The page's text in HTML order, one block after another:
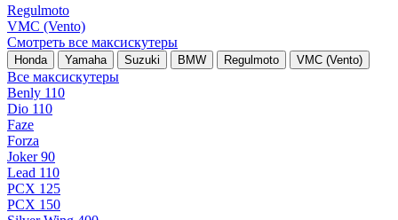
Regulmoto
VMC (Vento)
Смотреть все максискутеры
Honda Yamaha Suzuki BMW Regulmoto VMC (Vento)
Все максискутеры
Benly 110
Dio 110
Faze
Forza
Joker 90
Lead 110
PCX 125
PCX 150